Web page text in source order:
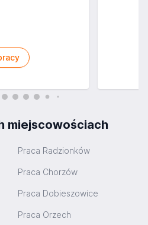
miejscowościach
Praca Radzionków
Praca Chorzów
Praca Dobieszowice
Praca Orzech